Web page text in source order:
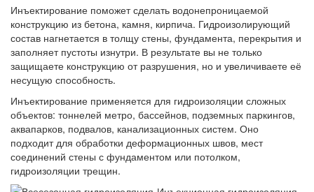
Инъектирование поможет сделать водонепроницаемой
конструкцию из бетона, камня, кирпича. Гидроизолирующий
состав нагнетается в толщу стены, фундамента, перекрытия и
заполняет пустоты изнутри. В результате вы не только
защищаете конструкцию от разрушения, но и увеличиваете её
несущую способность.
Инъектирование применяется для гидроизоляции сложных
объектов: тоннелей метро, бассейнов, подземных паркингов,
аквапарков, подвалов, канализационных систем. Оно
подходит для обработки деформационных швов, мест
соединений стены с фундаментом или потолком,
гидроизоляции трещин.